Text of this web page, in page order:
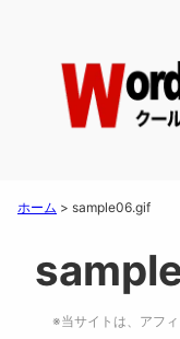
ホーム > sample06.gif
※当サイトは、アフ